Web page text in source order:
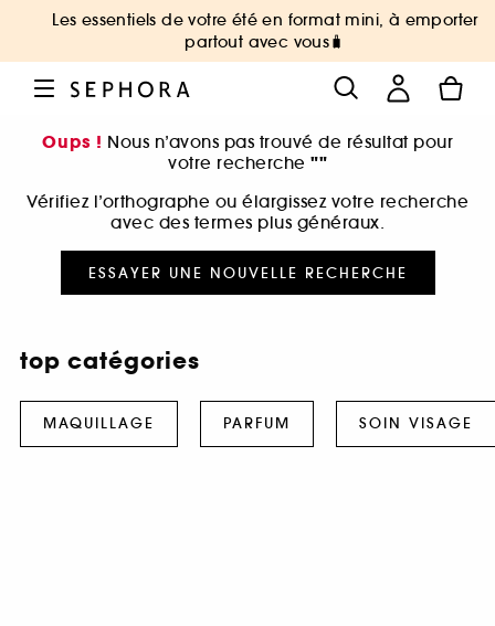
Les essentiels de votre été en format mini, à emporter
partout avec vous🧳
Oups ! Nous n’avons pas trouvé de résultat pour
votre recherche ""
Vérifiez l’orthographe ou élargissez votre recherche
avec des termes plus généraux.
ESSAYER UNE NOUVELLE RECHERCHE
top catégories
MAQUILLAGE PARFUM SOIN VISAGE